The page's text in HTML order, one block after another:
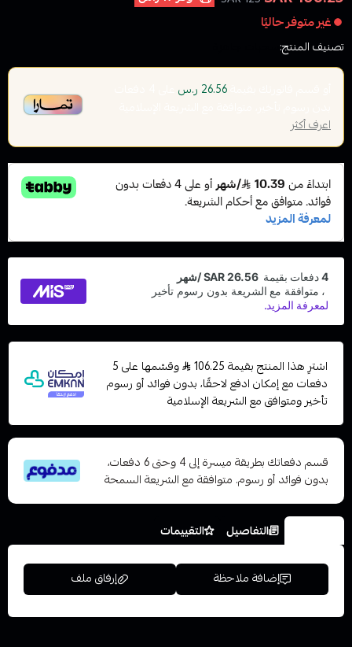
غير متوفر حاليًا
تصنيف المنتج:
26.56 ر.س
اعرف أكثر
اشترِ هذا المنتج بقيمة 106.25
وقسّمها على 5
دفعات مع إمكان ادفع لاحقًا، بدون فوائد أو رسوم
تأخير ومتوافق مع الشريعة الإسلامية
قسم دفعاتك بطريقة ميسرة إلى 4 وحتى 6 دفعات،
بدون فوائد أو رسوم. متوافقة مع الشريعة السمحة
التفاصيل التقييمات
إضافة ملاحظة إرفاق ملف